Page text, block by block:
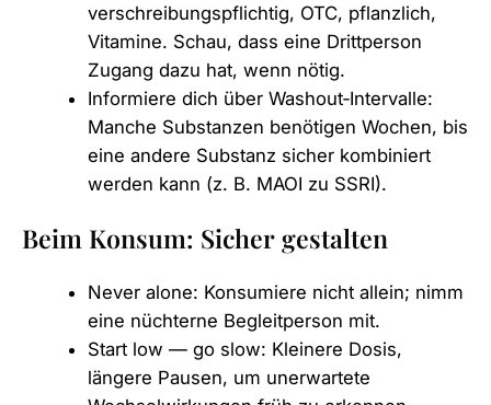
verschreibungspflichtig, OTC, pflanzlich,
Vitamine. Schau, dass eine Drittperson
Zugang dazu hat, wenn nötig.
Informiere dich über Washout‑Intervalle:
Manche Substanzen benötigen Wochen, bis
eine andere Substanz sicher kombiniert
werden kann (z. B. MAOI zu SSRI).
Beim Konsum: Sicher gestalten
Never alone: Konsumiere nicht allein; nimm
eine nüchterne Begleitperson mit.
Start low — go slow: Kleinere Dosis,
längere Pausen, um unerwartete